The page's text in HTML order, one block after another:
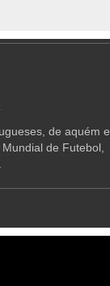
de aquém e
de Futebol,